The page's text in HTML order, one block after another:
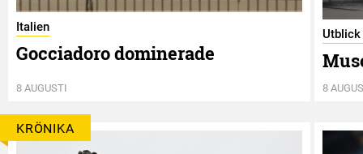
Italien
Gocciadoro dominerade
8 AUGUSTI
Utblick
8
KRÖNIKA